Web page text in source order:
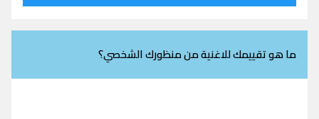
ما هو تقييمك للاغنية من منظورك الشخصي؟